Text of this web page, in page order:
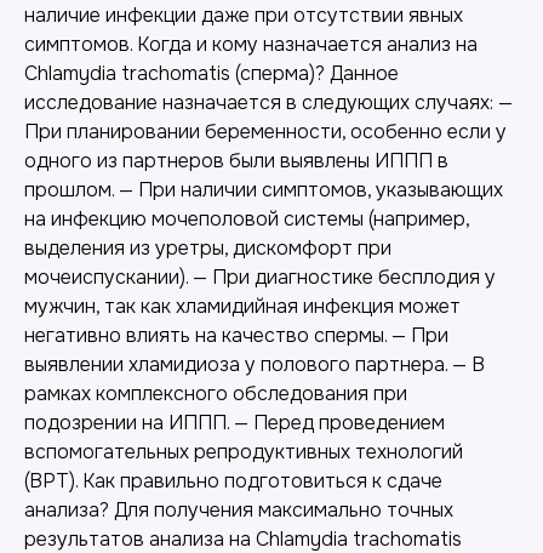
наличие инфекции даже при отсутствии явных
симптомов. Когда и кому назначается анализ на
Chlamydia trachomatis (сперма)? Данное
исследование назначается в следующих случаях: —
При планировании беременности, особенно если у
одного из партнеров были выявлены ИППП в
прошлом. — При наличии симптомов, указывающих
на инфекцию мочеполовой системы (например,
выделения из уретры, дискомфорт при
мочеиспускании). — При диагностике бесплодия у
мужчин, так как хламидийная инфекция может
негативно влиять на качество спермы. — При
выявлении хламидиоза у полового партнера. — В
рамках комплексного обследования при
подозрении на ИППП. — Перед проведением
вспомогательных репродуктивных технологий
(ВРТ). Как правильно подготовиться к сдаче
анализа? Для получения максимально точных
результатов анализа на Chlamydia trachomatis